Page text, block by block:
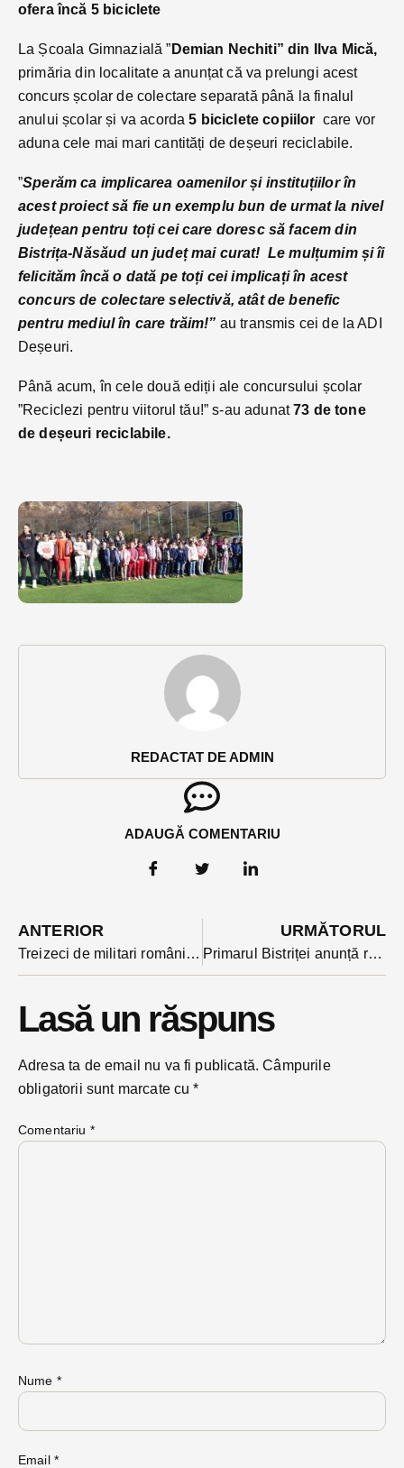
REDACTAT DE ADMIN
ADAUGĂ COMENTARIU
ofera încă 5 biciclete
La Școala Gimnazială ” Demian Nechiti” din Ilva Mică,
primăria din localitate a anunțat că va prelungi acest
concurs școlar de colectare separată până la finalul
anului școlar și va acorda 5 biciclete copiilor care vor
aduna cele mai mari cantități de deșeuri reciclabile.
”Sperăm ca implicarea oamenilor și instituțiilor în
acest proiect să fie un exemplu bun de urmat la nivel
județean pentru toți cei care doresc să facem din
Bistrița-Năsăud un județ mai curat! Le mulțumim și îi
felicităm încă o dată pe toți cei implicați în acest
concurs de colectare selectivă, atât de benefic
pentru mediul în care trăim!” au transmis cei de la ADI
Deșeuri.
Până acum, în cele două ediții ale concursului școlar
”Reciclezi pentru viitorul tău!” s-au adunat73 de tone
de deșeuri reciclabile.
ANTERIOR
Treizeci de militari români, între care doi bistrițeni și-au pierdut viața în teatrele de război. Ministerul Apărării i-a omagiat vineri de ziua veteranilor căzuți departe de casă
URMĂTORUL
Primarul Bistriței anunță reevaluarea proiectului reabilitării parcului dendrologic de la CNLR, făcut prin 2017. Ce răspuns a primit imediat de la ecologistul Bălan
Lasă un răspuns
Adresa ta de email nu va fi publicată. Câmpurile
obligatorii sunt marcate cu*
Comentariu *
Nume *
Email *